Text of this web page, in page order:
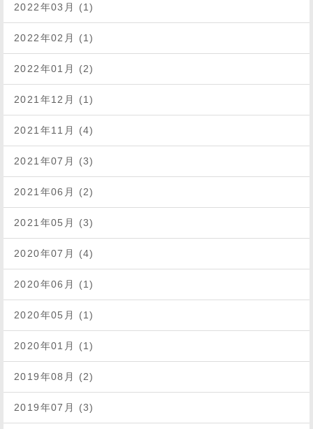
2022年03月 (1)
2022年02月 (1)
2022年01月 (2)
2021年12月 (1)
2021年11月 (4)
2021年07月 (3)
2021年06月 (2)
2021年05月 (3)
2020年07月 (4)
2020年06月 (1)
2020年05月 (1)
2020年01月 (1)
2019年08月 (2)
2019年07月 (3)